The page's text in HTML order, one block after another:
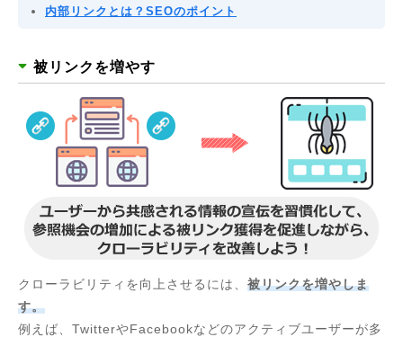
内部リンクとは？SEOのポイント
被リンクを増やす
クローラビリティを向上させるには、 被リンクを増やしま
す。
例えば、TwitterやFacebookなどのアクティブユーザーが多